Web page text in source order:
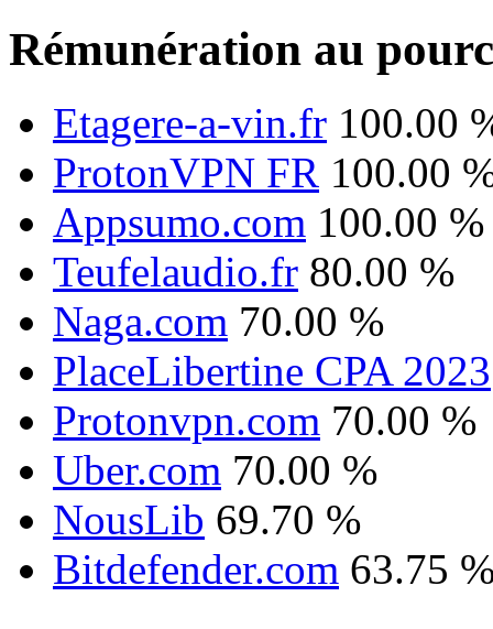
Rémunération au
Etagere-a-vin.fr 100.00
ProtonVPN FR 100.00
Appsumo.com 100.00 %
Teufelaudio.fr 80.00 %
Naga.com 70.00 %
PlaceLibertine CPA 2023
Protonvpn.com 70.00 %
Uber.com 70.00 %
NousLib 69.70 %
Bitdefender.com 63.75